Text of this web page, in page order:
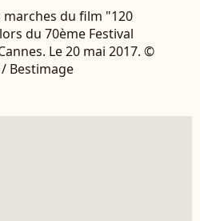
marches du film "120
du 70ème Festival
Le 20 mai 2017. ©
Bestimage